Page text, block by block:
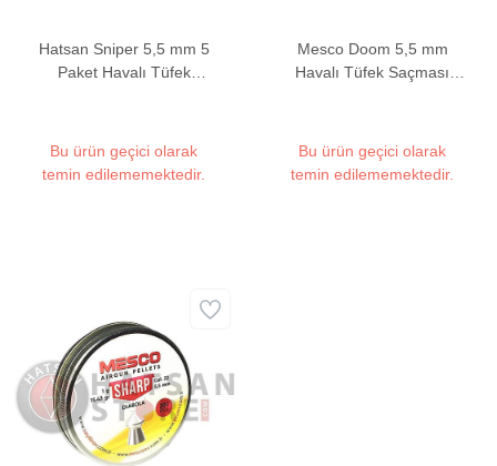
Hatsan Sniper 5,5 mm 5
Paket Havalı Tüfek
Bu ürün geçici olarak
temin edilememektedir.
Mesco Doom 5,5 mm
Havalı Tüfek Saçması
Bu ürün geçici olarak
temin edilememektedir.